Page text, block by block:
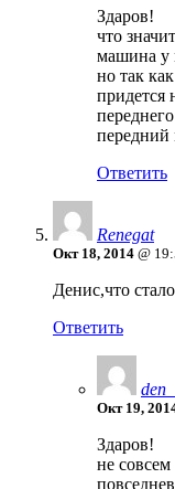
Здаров!
что
машина у
но так
придется
передний
Ответить
Renegat
Окт 18, 2014 @
Денис,что
Ответить
Окт 19,
Здаров!
не